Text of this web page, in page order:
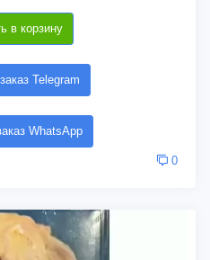
в корзину
Telegram
WhatsApp
0